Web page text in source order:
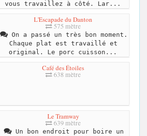
vous travaillez à côté. Lar...
L'Escapade du Danton
575 mètre
On a passé un très bon moment.
Chaque plat est travaillé et
original. Le porc cuisson...
Café des Étoiles
638 mètre
Le Tramway
639 mètre
Un bon endroit pour boire un